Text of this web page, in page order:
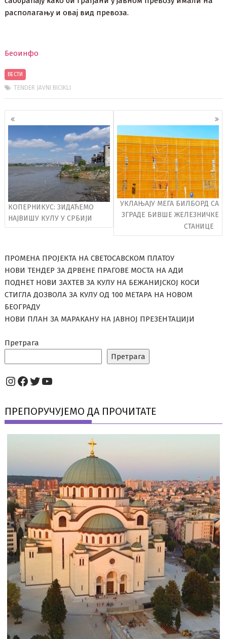
располагању и овај вид превоза.
Беоинфо
ВЕСТИ
TENDER JAVNI BICIKLI
Кретање
чланака
КОПЕРНИКУС: ЗИДАЋЕМО
НАЈВИШУ КУЛУ У СРБИЈИ
УКЛАЊАЈУ МЕГА БИЛБОРД СА
ЗГРАДЕ БИВШЕ ЖЕЛЕЗНИЧКЕ
СТАНИЦЕ
ПРОМЕНА ПРОЈЕКТА НА СВЕТОСАВСКОМ ПЛАТОУ
НОВИ ТЕНДЕР ЗА ДРВЕНЕ ПРАГОВЕ МОСТА НА АДИ
ПОДНЕТ НОВИ ЗАХТЕВ ЗА КУЛУ НА БЕЖАНИЈСКОЈ КОСИ
СТИГЛА ДОЗВОЛА ЗА КУЛУ ОД 100 МЕТАРА НА НОВОМ
БЕОГРАДУ
НОВИ ПЛАН ЗА МАРАКАНУ НА ЈАВНОЈ ПРЕЗЕНТАЦИЈИ
Претрага
Претрага
Instagram
Facebook
Twitter
YouTube
ПРЕПОРУЧУЈЕМО ДА ПРОЧИТАТЕ